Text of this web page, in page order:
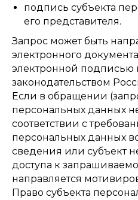
подпись субъекта
его представителя.
Запрос может быть
электронного
электронной подписью
законодательством
Если в обращении
персональных данных
соответствии с
персональных данных
сведения или субъект
доступа к
направляется
Право субъекта